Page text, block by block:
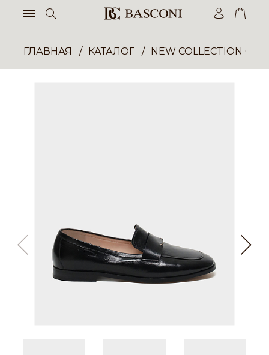
ГЛАВНАЯ КАТАЛОГ NEW COLLECTION